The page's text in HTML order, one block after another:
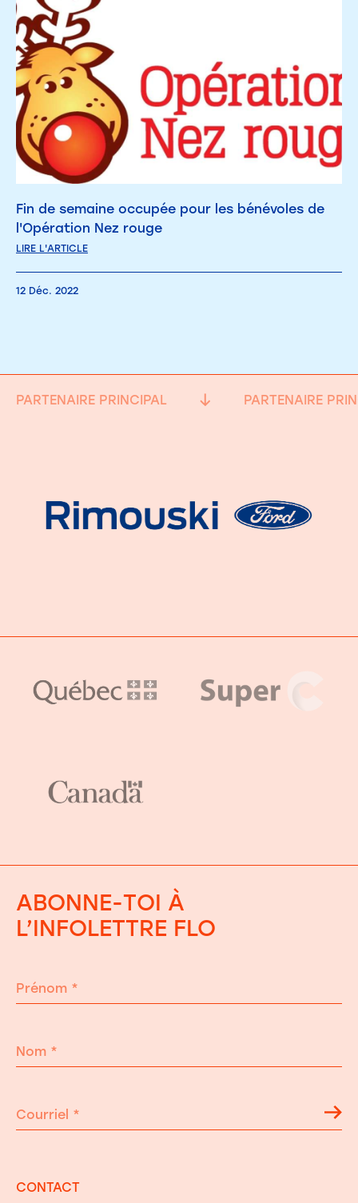
Fin de semaine occupée pour les bénévoles de
l'Opération Nez rouge
LIRE L'ARTICLE
12 Déc. 2022
PARTENAIRE PRINCIPAL PARTENAIRE
ABONNE-TOI À
L’INFOLETTRE FLO
Prénom *
Nom *
Courriel *
CONTACT